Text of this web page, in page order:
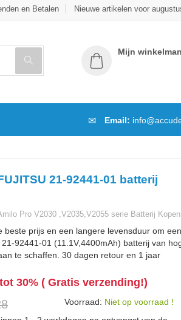
en Betalen Nieuwe artikelen voor
Mijn
Email:
21-92441-01 batterij
Pro V2030 ,V2035,V2055 serie Batterij Kopen
beste prijs en een langere levensduur om een
92441-01 (11.1V,4400mAh) batterij van
te schaffen. 30 dagen retour en 1 jaar
30% ( Gratis verzending!)
Voorraad: Niet op voorraad !